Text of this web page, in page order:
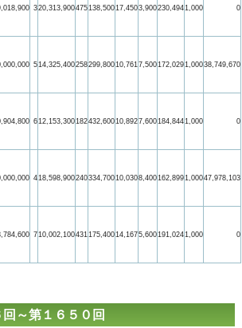
320,313,900475138,50017,4503,900230,4941,000 0
514,325,400258299,80010,7617,500172,0291,00038,749,670
612,153,300182432,60010,8927,600184,8441,000 0
418,598,900240334,70010,0308,400162,8991,00047,978,103
710,002,100431175,40014,1675,600191,0241,000 0
～第１６５０回